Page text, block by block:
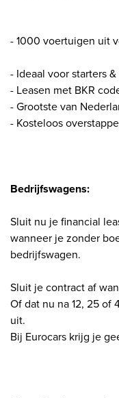
- 1000 voertuigen uit
- Ideaal voor starters &
- Leasen met BKR
- Grootste van
- Kosteloos
Bedrijfswagens:
Sluit nu je financial
wanneer je zonder
bedrijfswagen.
Sluit je contract af
Of dat nu na 12, 25 of
uit.
Bij Eurocars krijg je